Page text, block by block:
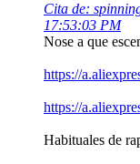
Cita de:
17:53:03 PM
Nose a que
https://
https://
Habituales de